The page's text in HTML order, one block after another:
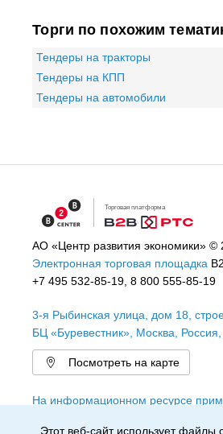
Торги по похожим
Тендеры на тракторы
Тендеры на КПП
Тендеры на автомобили
Торговая платформа
АО «Центр развития экономики» ©
Электронная торговая площадка
+7 495 532-85-19 ,8 800 555-85-19
3-я Рыбинская улица, дом 18,
БЦ «Буревестник», Москва Россия
Посмотреть на карте
На информационном ресурсе
Этот веб-сайт использует